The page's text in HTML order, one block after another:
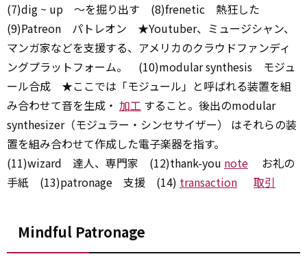
(7)dig ~ up ～を掘り出す (8)frenetic 熱狂した
(9)Patreon パトレオン ★Youtuber、ミュージシャン、
マンガ家などを支援する、アメリカのクラウドファンディ
ングプラットフォーム。 (10)modular synthesis モジュ
ール合成 ★ここでは「モジュール」と呼ばれる装置を組
み合わせて音を生成・ 加工 すること。後出のmodular
synthesizer（モジュラー・シンセサイザー） はそれらの装
置を組み合わせて作成した電子楽器を指す。
(11)wizard 達人、専門家 (12)thank-you note お礼の
手紙 (13)patronage 支援 (14) transaction 取引
Mindful Patronage